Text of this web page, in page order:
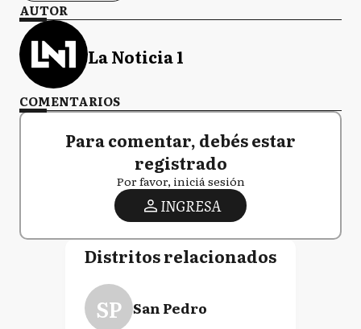
AUTOR
La Noticia 1
COMENTARIOS
Para comentar, debés estar
registrado
Por favor, iniciá sesión
INGRESA
Distritos relacionados
SP San Pedro